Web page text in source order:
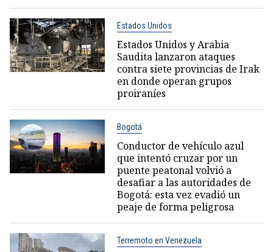
Estados Unidos
Estados Unidos y Arabia
Saudita lanzaron ataques
contra siete provincias de Irak
en donde operan grupos
proiraníes
Bogotá
Conductor de vehículo azul
que intentó cruzar por un
puente peatonal volvió a
desafiar a las autoridades de
Bogotá: esta vez evadió un
peaje de forma peligrosa
Terremoto en Venezuela